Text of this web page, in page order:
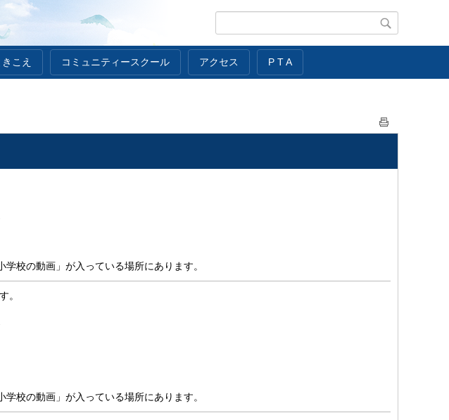
こえ コミュニティースクール アクセス P T A
学校の動画」が入っている場所にあります。
。
学校の動画」が入っている場所にあります。